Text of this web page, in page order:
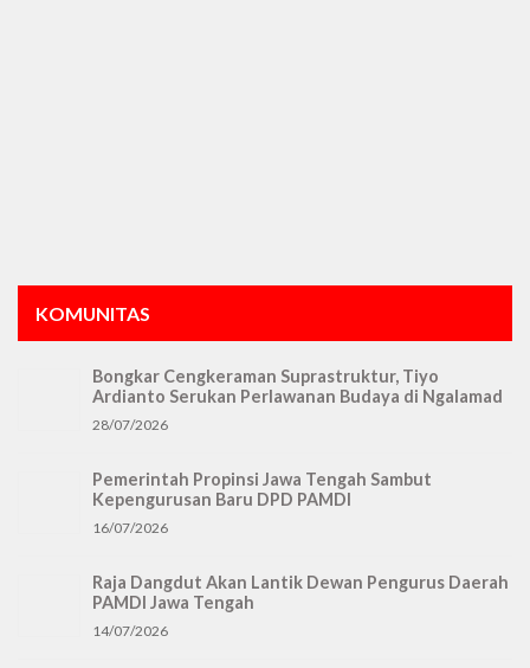
KOMUNITAS
Bongkar Cengkeraman Suprastruktur, Tiyo
Ardianto Serukan Perlawanan Budaya di Ngalamad
28/07/2026
Pemerintah Propinsi Jawa Tengah Sambut
Kepengurusan Baru DPD PAMDI
16/07/2026
Raja Dangdut Akan Lantik Dewan Pengurus Daerah
PAMDI Jawa Tengah
14/07/2026